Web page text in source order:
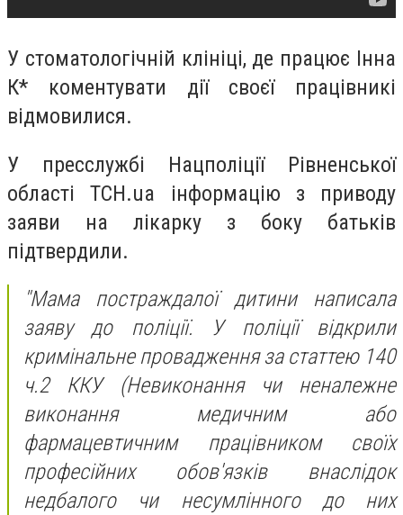
У стоматологічній клініці, де працює Інна
К* коментувати дії своєї працівникі
відмовилися.
У пресслужбі Нацполіції Рівненської
області ТСН.ua інформацію з приводу
заяви на лікарку з боку батьків
підтвердили.
"Мама постраждалої дитини написала
заяву до поліції. У поліції відкрили
кримінальне провадження за статтею 140
ч.2 ККУ (Невиконання чи неналежне
виконання медичним або
фармацевтичним працівником своїх
професійних обов'язків внаслідок
недбалого чи несумлінного до них